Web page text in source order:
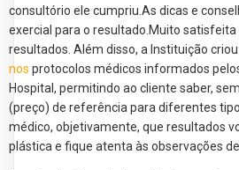
consultório ele cumpriu.As dicas e
exercial para o resultado.Muito satisfeita
resultados. Além disso, a Instituição
nos protocolos médicos informados
Hospital, permitindo ao cliente saber,
(preço) de referência para diferentes
médico, objetivamente, que resultados
plástica e fique atenta às observações